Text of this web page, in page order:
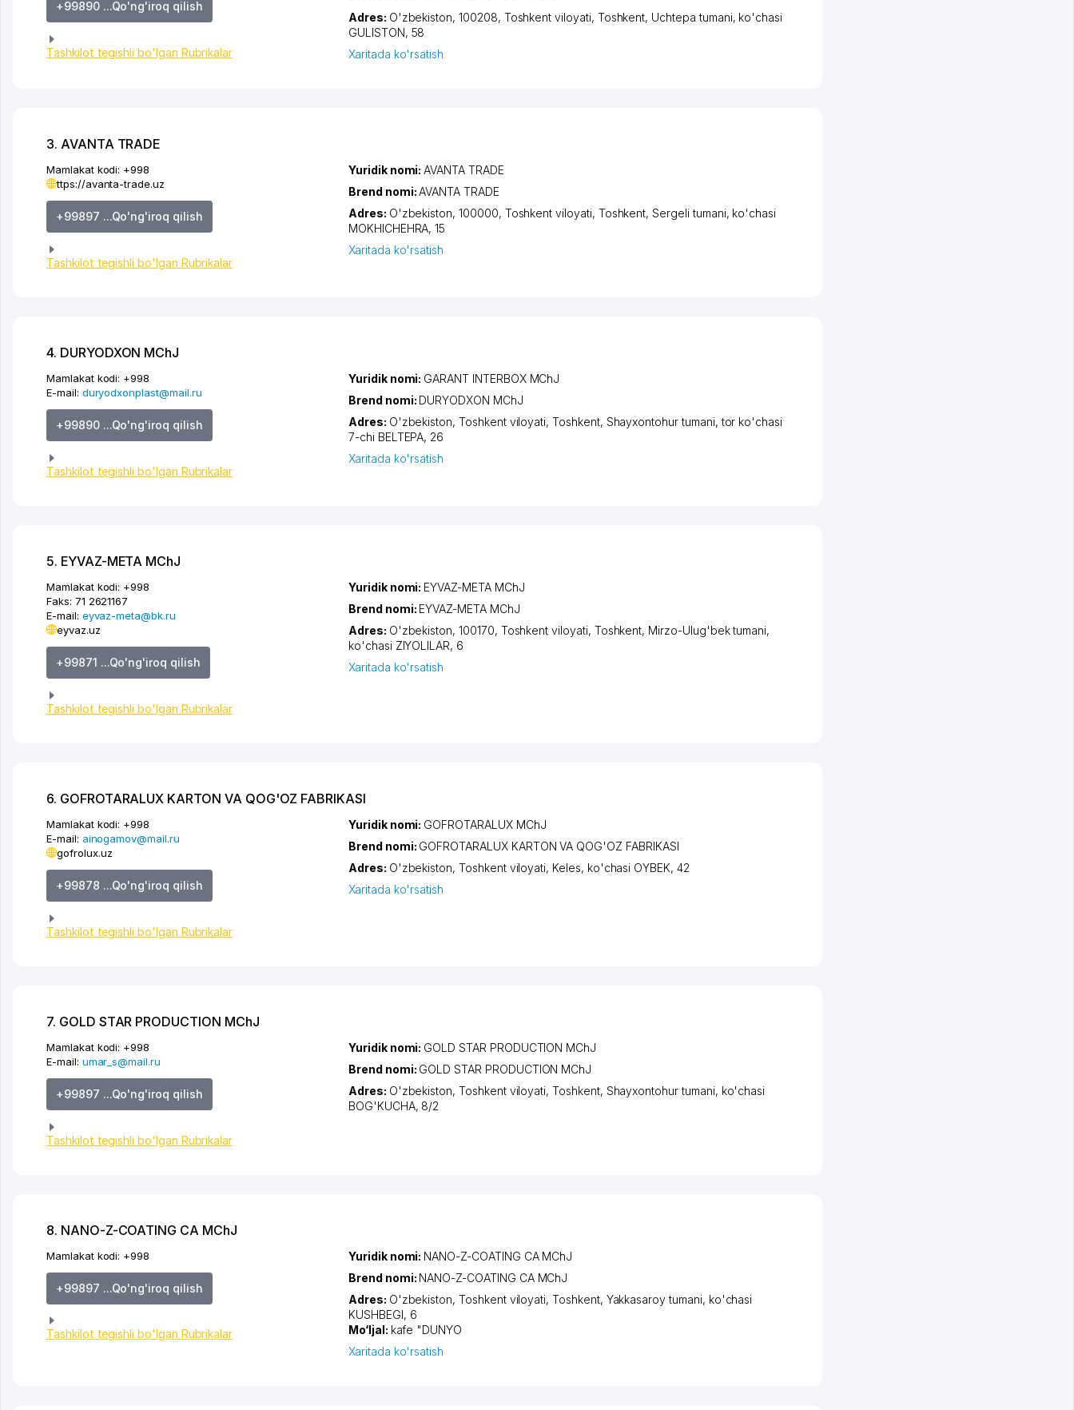
+99890 ...Qo'ng'iroq qilish
Tashkilot tegishli bo'lgan Rubrikalar
Adres: O'zbekiston, 100208, Toshkent viloyati, Toshkent, Uchtepa tumani, ko'chasi
GULISTON, 58
Xaritada ko'rsatish
3. AVANTA TRADE
Mamlakat kodi: +998
ttps://avanta-trade.uz
+99897 ...Qo'ng'iroq qilish
Tashkilot tegishli bo'lgan Rubrikalar
Yuridik nomi:AVANTA TRADE
Brend nomi:AVANTA TRADE
Adres: O'zbekiston, 100000, Toshkent viloyati, Toshkent,Sergeli tumani, ko'chasi
MOKHICHEHRA, 15
Xaritada ko'rsatish
4. DURYODXON MChJ
Mamlakat kodi: +998
E-mail: duryodxonplast@mail.ru
+99890 ...Qo'ng'iroq qilish
Tashkilot tegishli bo'lgan Rubrikalar
Yuridik nomi: GARANT INTERBOX MChJ
Brend nomi: DURYODXON MChJ
Adres: O'zbekiston,Toshkent viloyati,Toshkent, Shayxontohur tumani,tor ko'chasi
7-chi BELTEPA, 26
Xaritada ko'rsatish
5. EYVAZ-META MChJ
Mamlakat kodi: +998
Faks: 71 2621167
E-mail: eyvaz-meta@bk.ru
eyvaz.uz
+99871 ...Qo'ng'iroq qilish
Tashkilot tegishli bo'lgan Rubrikalar
Yuridik nomi: EYVAZ-META MChJ
Brend nomi: EYVAZ-META MChJ
Adres: O'zbekiston, 100170, Toshkent viloyati, Toshkent, Mirzo-Ulug'bek tumani,
ko'chasi ZIYOLILAR, 6
Xaritada ko'rsatish
6. GOFROTARALUX KARTON VA QOG'OZ FABRIKASI
Mamlakat kodi: +998
E-mail: ainogamov@mail.ru
gofrolux.uz
+99878 ...Qo'ng'iroq qilish
Tashkilot tegishli bo'lgan Rubrikalar
Yuridik nomi: GOFROTARALUX MChJ
Brend nomi: GOFROTARALUX KARTON VA QOG'OZ FABRIKASI
Adres: O'zbekiston,Toshkent viloyati, Keles, ko'chasi OYBEK, 42
Xaritada ko'rsatish
7. GOLD STAR PRODUCTION MChJ
Mamlakat kodi: +998
E-mail: umar_s@mail.ru
+99897 ...Qo'ng'iroq qilish
Tashkilot tegishli bo'lgan Rubrikalar
Yuridik nomi: GOLD STAR PRODUCTION MChJ
Brend nomi: GOLD STAR PRODUCTION MChJ
Adres: O'zbekiston,Toshkent viloyati,Toshkent, Shayxontohur tumani, ko'chasi
BOG'KUCHA, 8/2
8. NANO-Z-COATING CA MChJ
Mamlakat kodi: +998
+99897 ...Qo'ng'iroq qilish
Tashkilot tegishli bo'lgan Rubrikalar
Yuridik nomi: NANO-Z-COATING CA MChJ
Brend nomi: NANO-Z-COATING CA MChJ
Adres: O'zbekiston,Toshkent viloyati,Toshkent, Yakkasaroy tumani, ko'chasi
KUSHBEGI, 6
Mo‘ljal: kafe "DUNYO
Xaritada ko'rsatish